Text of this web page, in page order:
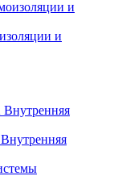
и
Внутренняя
Внутренняя